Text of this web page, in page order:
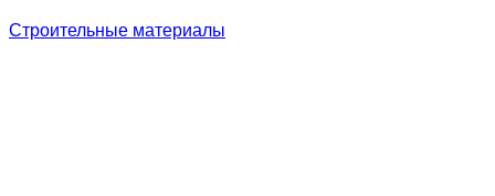
Строительные материалы